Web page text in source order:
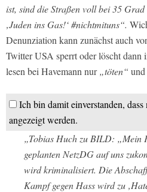
ist, sind die Straßen voll bei 35
‚Juden ins Gas!‘ #nichtmituns“.
Denunziation kann zunächst auch
Twitter USA sperrt oder löscht dann
lesen bei Havemann nur„töten“
Ich bin damit einverstanden,
angezeigt werden.
„Tobias Huch zu BILD: „Mein
geplanten NetzDG auf uns
wird kriminalisiert. Die
Kampf gegen Hass wird zu